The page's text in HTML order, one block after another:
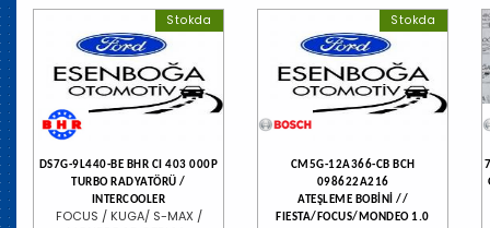
Stokda
DS7G-9L440-BE BHR CI 403 000P
TURBO RADYATÖRÜ /
INTERCOOLER
FOCUS / KUGA/ S-MAX /
Stokda
CM5G-12A366-CB BCH
098622A216
ATEŞLEME BOBİNİ //
FIESTA/FOCUS/MONDEO 1.0